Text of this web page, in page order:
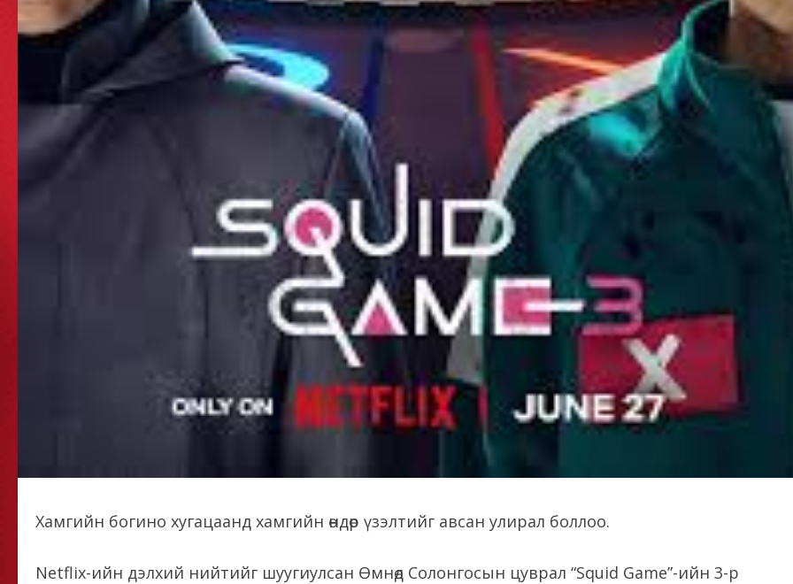
Хамгийн богино хугацаанд хамгийн өндөр үзэлтийг авсан улирал боллоо.
Netflix-ийн дэлхий нийтийг шуугиулсан Өмнөд Солонгосын цуврал “Squid Game”-ийн 3-р